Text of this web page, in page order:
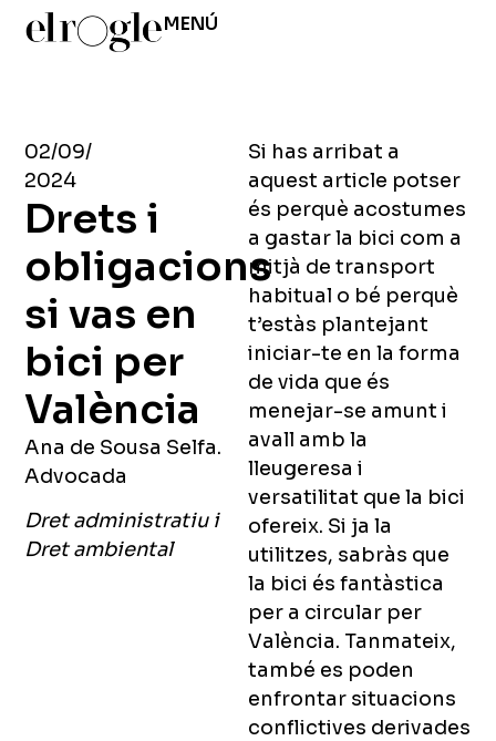
MENÚ
02/09/
2024
Drets i
obligacions
si vas en
bici per
València
Ana de Sousa Selfa.
Advocada
Dret administratiu i
Dret ambiental
Si has arribat a
aquest article potser
és perquè acostumes
a gastar la bici com a
mitjà de transport
habitual o bé perquè
t’estàs plantejant
iniciar-te en la forma
de vida que és
menejar-se amunt i
avall amb la
lleugeresa i
versatilitat que la bici
ofereix. Si ja la
utilitzes, sabràs que
la bici és fantàstica
per a circular per
València. Tanmateix,
també es poden
enfrontar situacions
conflictives derivades